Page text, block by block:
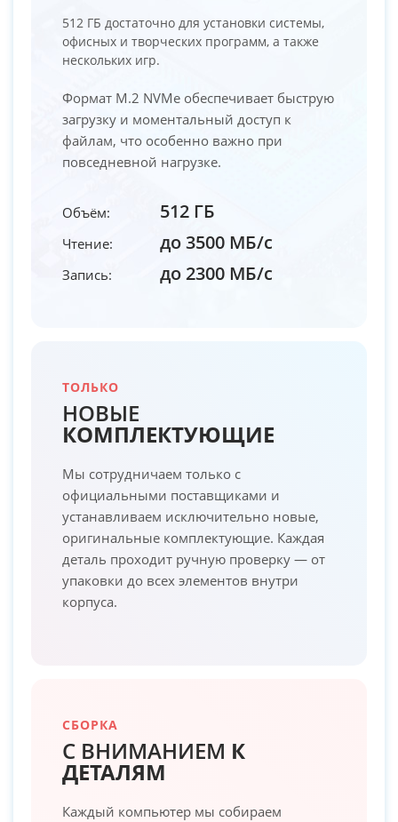
512 ГБ достаточно для установки системы,
офисных и творческих программ, а также
нескольких игр.
Формат M.2 NVMe обеспечивает быструю
загрузку и моментальный доступ к
файлам, что особенно важно при
повседневной нагрузке.
Объём: 512 ГБ
Чтение: до 3500 МБ/с
Запись: до 2300 МБ/с
ТОЛЬКО
НОВЫЕ
КОМПЛЕКТУЮЩИЕ
Мы сотрудничаем только с
официальными поставщиками и
устанавливаем исключительно новые,
оригинальные комплектующие. Каждая
деталь проходит ручную проверку — от
упаковки до всех элементов внутри
корпуса.
СБОРКА
С ВНИМАНИЕМ К
ДЕТАЛЯМ
Каждый компьютер мы собираем